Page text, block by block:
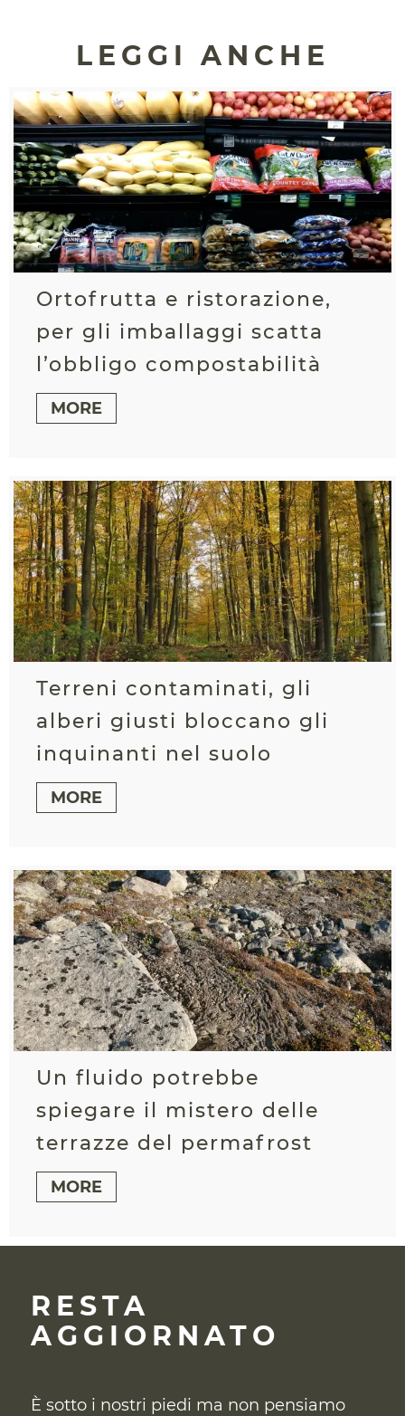
LEGGI ANCHE
Ortofrutta e ristorazione,
per gli imballaggi scatta
l’obbligo compostabilità
MORE
Terreni contaminati, gli
alberi giusti bloccano gli
inquinanti nel suolo
MORE
Un fluido potrebbe
spiegare il mistero delle
terrazze del permafrost
MORE
RESTA
AGGIORNATO
È sotto i nostri piedi ma non pensiamo